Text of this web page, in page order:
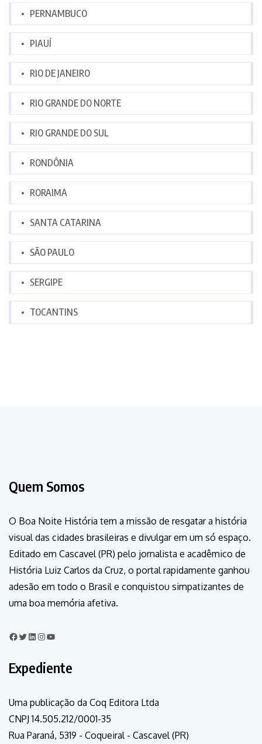
PERNAMBUCO
PIAUÍ
RIO DE JANEIRO
RIO GRANDE DO NORTE
RIO GRANDE DO SUL
RONDÔNIA
RORAIMA
SANTA CATARINA
SÃO PAULO
SERGIPE
TOCANTINS
Quem Somos
O Boa Noite História tem a missão de resgatar a história
visual das cidades brasileiras e divulgar em um só espaço.
Editado em Cascavel (PR) pelo jornalista e acadêmico de
História Luiz Carlos da Cruz, o portal rapidamente ganhou
adesão em todo o Brasil e conquistou simpatizantes de
uma boa memória afetiva.
Expediente
Uma publicação da Coq Editora Ltda
CNPJ 14.505.212/0001-35
Rua Paraná, 5319 - Coqueiral - Cascavel (PR)